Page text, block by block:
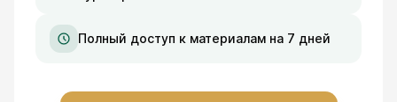
Полный доступ к материалам на 7 дней